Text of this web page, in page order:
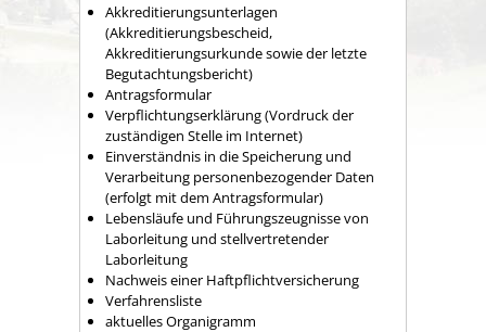
Akkreditierungsunterlagen
(Akkreditierungsbescheid,
Akkreditierungsurkunde sowie der letzte
Begutachtungsbericht)
Antragsformular
Verpflichtungserklärung (Vordruck der
zuständigen Stelle im Internet)
Einverständnis in die Speicherung und
Verarbeitung personenbezogender Daten
(erfolgt mit dem Antragsformular)
Lebensläufe und Führungszeugnisse von
Laborleitung und stellvertretender
Laborleitung
Nachweis einer Haftpflichtversicherung
Verfahrensliste
aktuelles Organigramm